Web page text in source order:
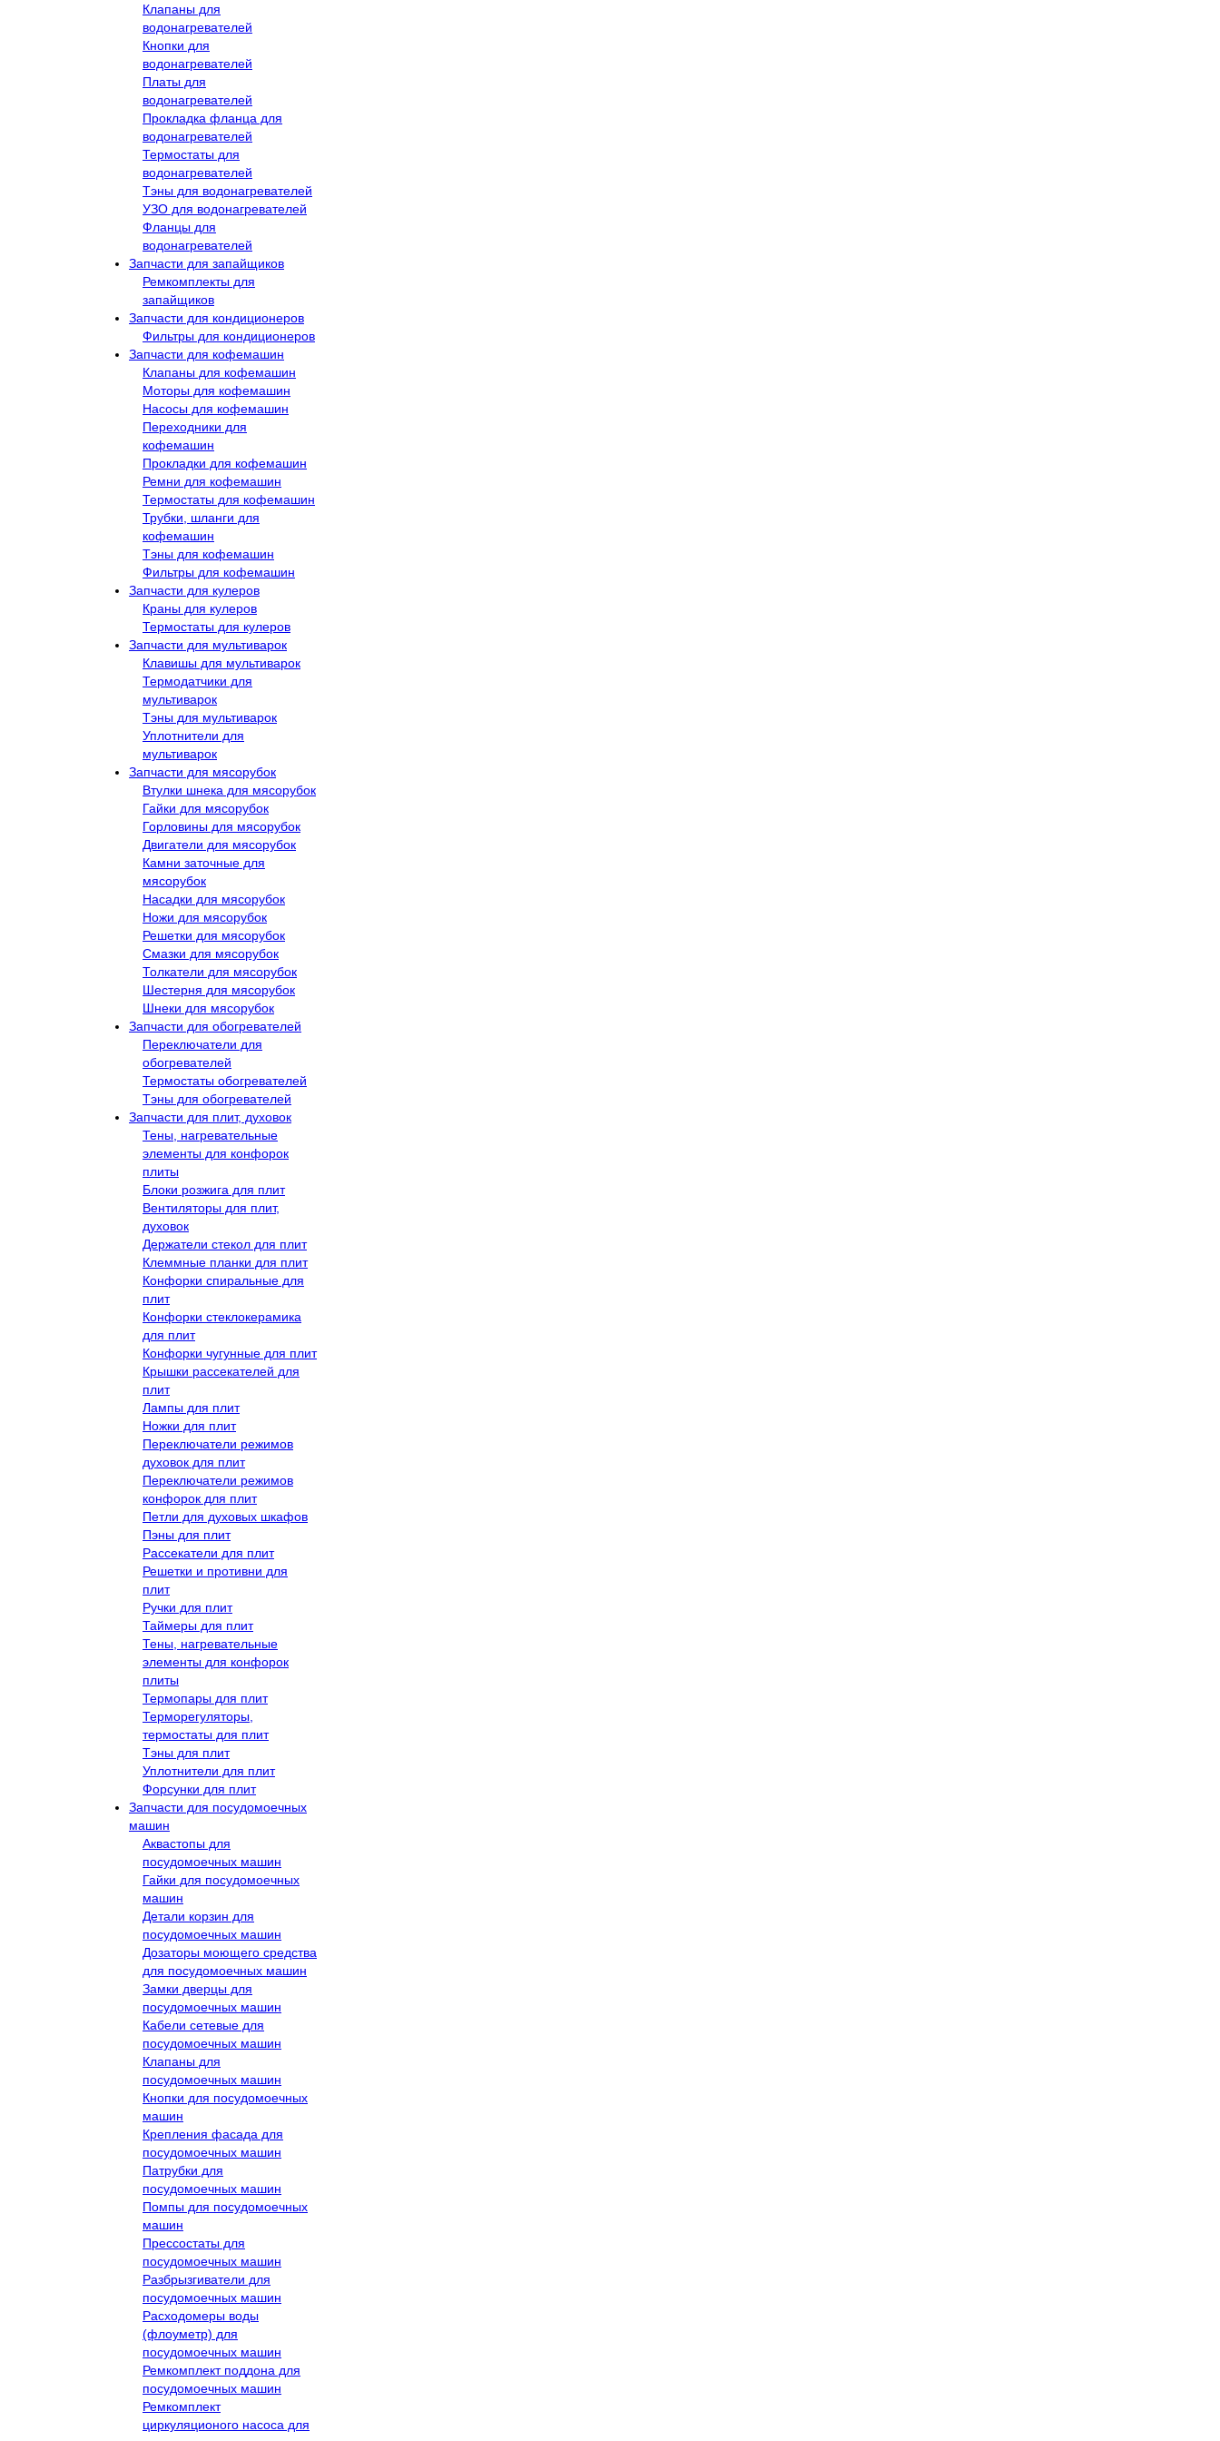
Клапаны для
водонагревателей
Кнопки для
водонагревателей
Платы для
водонагревателей
Прокладка фланца для
водонагревателей
Термостаты для
водонагревателей
Тэны для водонагревателей
УЗО для водонагревателей
Фланцы для
водонагревателей
Запчасти для запайщиков
Ремкомплекты для
запайщиков
Запчасти для кондиционеров
Фильтры для кондиционеров
Запчасти для кофемашин
Клапаны для кофемашин
Моторы для кофемашин
Насосы для кофемашин
Переходники для
кофемашин
Прокладки для кофемашин
Ремни для кофемашин
Термостаты для кофемашин
Трубки, шланги для
кофемашин
Тэны для кофемашин
Фильтры для кофемашин
Запчасти для кулеров
Краны для кулеров
Термостаты для кулеров
Запчасти для мультиварок
Клавишы для мультиварок
Термодатчики для
мультиварок
Тэны для мультиварок
Уплотнители для
мультиварок
Запчасти для мясорубок
Втулки шнека для мясорубок
Гайки для мясорубок
Горловины для мясорубок
Двигатели для мясорубок
Камни заточные для
мясорубок
Насадки для мясорубок
Ножи для мясорубок
Решетки для мясорубок
Смазки для мясорубок
Толкатели для мясорубок
Шестерня для мясорубок
Шнеки для мясорубок
Запчасти для обогревателей
Переключатели для
обогревателей
Термостаты обогревателей
Тэны для обогревателей
Запчасти для плит, духовок
Тены, нагревательные
элементы для конфорок
плиты
Блоки розжига для плит
Вентиляторы для плит,
духовок
Держатели стекол для плит
Клеммные планки для плит
Конфорки спиральные для
плит
Конфорки стеклокерамика
для плит
Конфорки чугунные для плит
Крышки рассекателей для
плит
Лампы для плит
Ножки для плит
Переключатели режимов
духовок для плит
Переключатели режимов
конфорок для плит
Петли для духовых шкафов
Пэны для плит
Рассекатели для плит
Решетки и противни для
плит
Ручки для плит
Таймеры для плит
Тены, нагревательные
элементы для конфорок
плиты
Термопары для плит
Терморегуляторы,
термостаты для плит
Тэны для плит
Уплотнители для плит
Форсунки для плит
Запчасти для посудомоечных
машин
Аквастопы для
посудомоечных машин
Гайки для посудомоечных
машин
Детали корзин для
посудомоечных машин
Дозаторы моющего средства
для посудомоечных машин
Замки дверцы для
посудомоечных машин
Кабели сетевые для
посудомоечных машин
Клапаны для
посудомоечных машин
Кнопки для посудомоечных
машин
Крепления фасада для
посудомоечных машин
Патрубки для
посудомоечных машин
Помпы для посудомоечных
машин
Прессостаты для
посудомоечных машин
Разбрызгиватели для
посудомоечных машин
Расходомеры воды
(флоуметр) для
посудомоечных машин
Ремкомплект поддона для
посудомоечных машин
Ремкомплект
циркуляционого насоса для